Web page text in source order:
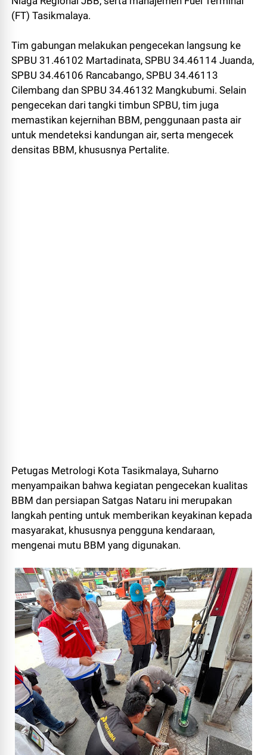
(FT) Tasikmalaya.
Tim gabungan melakukan pengecekan langsung ke
SPBU 31.46102 Martadinata, SPBU 34.46114 Juanda,
SPBU 34.46106 Rancabango, SPBU 34.46113
Cilembang dan SPBU 34.46132 Mangkubumi. Selain
pengecekan dari tangki timbun SPBU, tim juga
memastikan kejernihan BBM, penggunaan pasta air
untuk mendeteksi kandungan air, serta mengecek
densitas BBM, khususnya Pertalite.
Petugas Metrologi Kota Tasikmalaya, Suharno
menyampaikan bahwa kegiatan pengecekan kualitas
BBM dan persiapan Satgas Nataru ini merupakan
langkah penting untuk memberikan keyakinan kepada
masyarakat, khususnya pengguna kendaraan,
mengenai mutu BBM yang digunakan.